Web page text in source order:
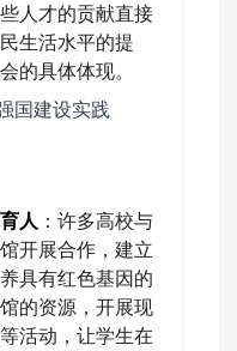
人才的贡献直接
生活水平的提
的具体体现。
国建设实践
人 ：许多高校与
开展合作，建立
具有红色基因的
的资源，开展现
活动，让学生在